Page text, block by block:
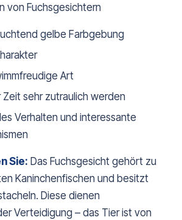
von Fuchsgesichtern
gelbe Farbgebung
Art
Zeit sehr zutraulich werden
Verhalten und interessante
Sie: Das Fuchsgesicht gehört zu
Kaninchenfischen und besitzt
Diese dienen
Verteidigung – das Tier ist von